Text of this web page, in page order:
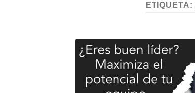
ETIQUETA: